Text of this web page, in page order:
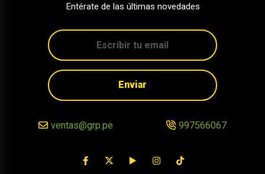
Entérate de las últimas novedades
Enviar
ventas@grp.pe 997566067